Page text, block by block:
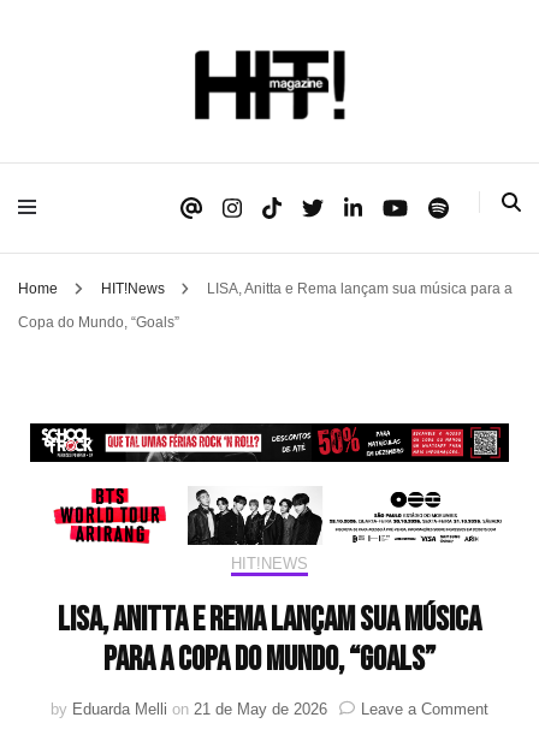
HIT!Magazine
Home HIT!News
LISA, Anitta e Rema lançam sua música para a
Copa do Mundo, “Goals”
HIT!NEWS
LISA, Anitta e Rema lançam sua música
para a Copa do Mundo, “Goals”
by Eduarda Melli on 21 de May de 2026 Leave a Commenton